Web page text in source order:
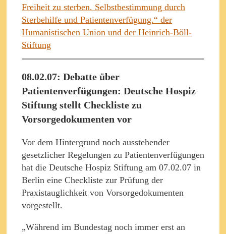
Freiheit zu sterben. Selbstbestimmung durch
Sterbehilfe und Patientenverfügung.“ der
Humanistischen Union und der Heinrich-Böll-
Stiftung
08.02.07: Debatte über
Patientenverfügungen: Deutsche Hospiz
Stiftung stellt Checkliste zu
Vorsorgedokumenten vor
Vor dem Hintergrund noch ausstehender
gesetzlicher Regelungen zu Patientenverfügungen
hat die Deutsche Hospiz Stiftung am 07.02.07 in
Berlin eine Checkliste zur Prüfung der
Praxistauglichkeit von Vorsorgedokumenten
vorgestellt.
„Während im Bundestag noch immer erst an